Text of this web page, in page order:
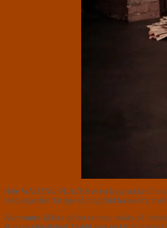
Hele WAITING PLACES er en lang række af
vinduespartier. En lige så pragtfuld hanekamp
Alle venter. Måske på det samme, måske på